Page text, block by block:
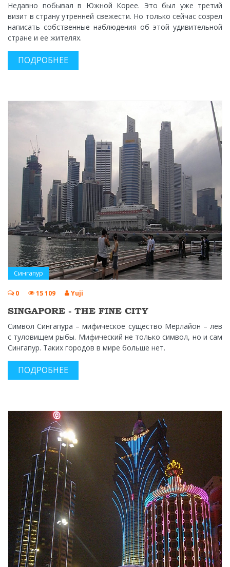
Недавно побывал в Южной Корее. Это был уже третий
визит в страну утренней свежести. Но только сейчас созрел
написать собственные наблюдения об этой удивительной
стране и ее жителях.
ПОДРОБНЕЕ
Сингапур
0 15 109 Yuji
SINGAPORE - THE FINE CITY
Символ Сингапура – мифическое существо Мерлайон – лев
с туловищем рыбы. Мифический не только символ, но и сам
Сингапур. Таких городов в мире больше нет.
ПОДРОБНЕЕ